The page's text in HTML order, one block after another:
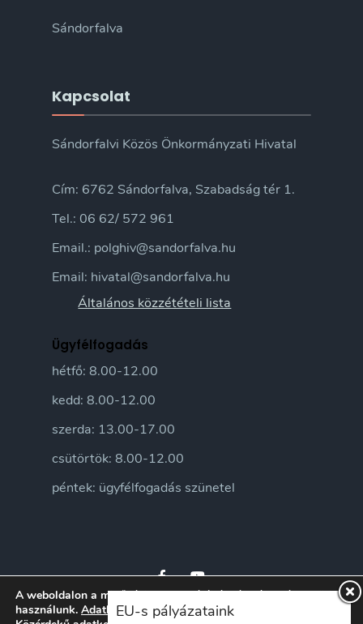
Sándorfalva
Kapcsolat
Sándorfalvi Közös Önkormányzati Hivatal
Cím: 6762 Sándorfalva, Szabadság tér 1.
Tel.: 06 62/ 572 961
Email.: polghiv@sandorfalva.hu
Email: hivatal@sandorfalva.hu
Általános közzétételi lista
Ügyfélfogadás
hétfő: 8.00-12.00
kedd: 8.00-12.00
szerda: 13.00-17.00
csütörtök: 8.00-12.00
péntek: ügyfélfogadás szünetel
EU-s pályázataink
A weboldalon a minőségi felhasználói élmény érdekében sütiket
használunk. Adatkezelési tájékoztatónkatitt ismerheti meg.